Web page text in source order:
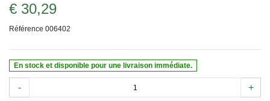
€ 30,29
Référence 006402
En stock et disponible pour une livraison immédiate.
- +